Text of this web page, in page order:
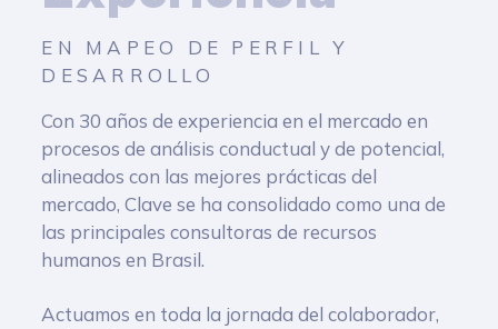
EN MAPEO DE PERFIL Y
DESARROLLO
Con 30 años de experiencia en el mercado en
procesos de análisis conductual y de potencial,
alineados con las mejores prácticas del
mercado, Clave se ha consolidado como una de
las principales consultoras de recursos
humanos en Brasil.
Actuamos en toda la jornada del colaborador,